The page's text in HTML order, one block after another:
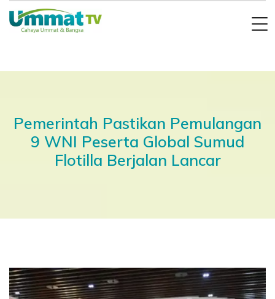
Pemerintah Pastikan Pemulangan
9 WNI Peserta Global Sumud
Flotilla Berjalan Lancar